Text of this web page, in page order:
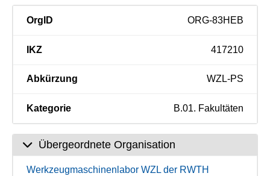
OrgID ORG-83HEB
IKZ 417210
Abkürzung WZL-PS
Kategorie B.01. Fakultäten
Übergeordnete Organisation
Werkzeugmaschinenlabor WZL der RWTH